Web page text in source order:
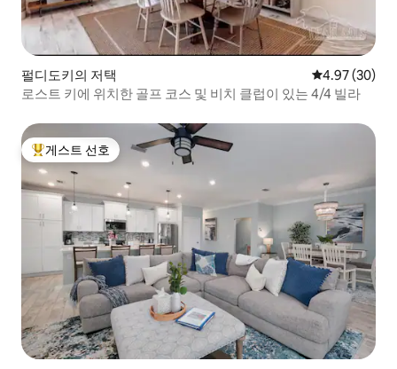
펄디도키의 저택 평점 4.97점(5
4.97 (30)
로스트 키에 위치한 골프 코스 및 비치 클럽이 있는 4/4 빌라
상위 게스트 선호
게스트 선호